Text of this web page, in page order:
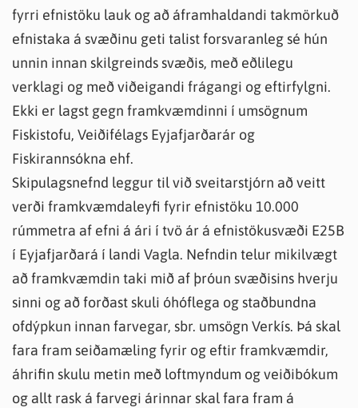
fyrri efnistöku lauk og að áframhaldandi takmörkuð
efnistaka á svæðinu geti talist forsvaranleg sé hún
unnin innan skilgreinds svæðis, með eðlilegu
verklagi og með viðeigandi frágangi og eftirfylgni.
Ekki er lagst gegn framkvæmdinni í umsögnum
Fiskistofu, Veiðifélags Eyjafjarðarár og
Fiskirannsókna ehf.
Skipulagsnefnd leggur til við sveitarstjórn að veitt
verði framkvæmdaleyfi fyrir efnistöku 10.000
rúmmetra af efni á ári í tvö ár á efnistökusvæði E25B
í Eyjafjarðará í landi Vagla. Nefndin telur mikilvægt
að framkvæmdin taki mið af þróun svæðisins hverju
sinni og að forðast skuli óhóflega og staðbundna
ofdýpkun innan farvegar, sbr. umsögn Verkís. Þá skal
fara fram seiðamæling fyrir og eftir framkvæmdir,
áhrifin skulu metin með loftmyndum og veiðibókum
og allt rask á farvegi árinnar skal fara fram á